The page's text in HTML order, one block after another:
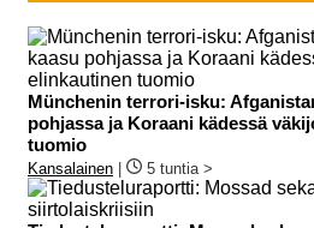
Münchenin terrori-isku:
pohjassa ja Koraani kädessä
tuomio
Kansalainen 5 tuntia >